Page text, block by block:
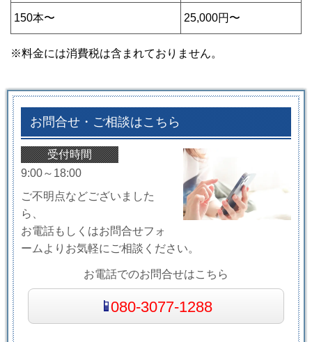
150本〜 25,000円〜
※料金には消費税は含まれておりません。
お問合せ・ご相談はこちら
受付時間
9:00～18:00
ご不明点などございました
ら、
お電話もしくはお問合せフォ
ームよりお気軽にご相談ください。
お電話でのお問合せはこちら
080-3077-1288